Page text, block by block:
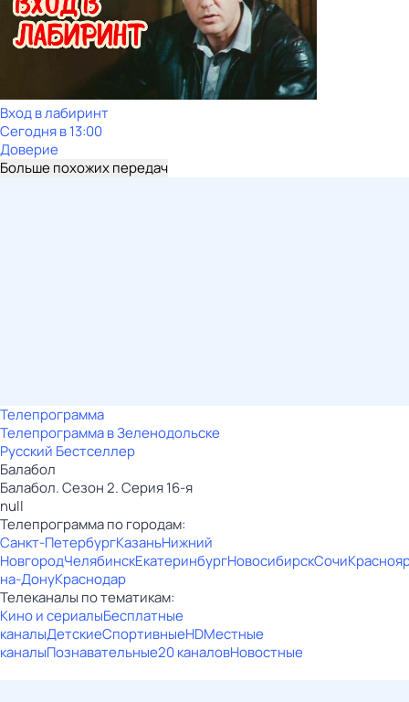
Вход в лабиринт
Сегодня в 13:00
Доверие
Больше похожих передач
Телепрограмма
Телепрограмма в Зеленодольске
Русский Бестселлер
Балабол
Балабол. Сезон 2. Серия 16-я
null
Телепрограмма по городам:
Санкт-ПетербургКазаньНижний
НовгородЧелябинскЕкатеринбургНовосибирскСочи
на-ДонуКраснодар
Телеканалы по тематикам:
Кино и сериалыБесплатные
каналыДетскиеСпортивныеHDМестные
каналыПознавательные20 каналовНовостные